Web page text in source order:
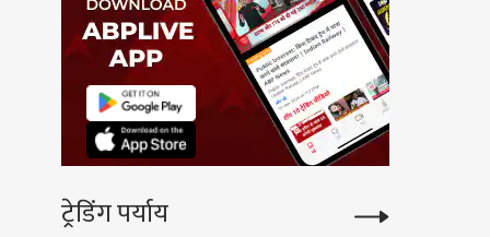
ट्रेडिंग पर्याय